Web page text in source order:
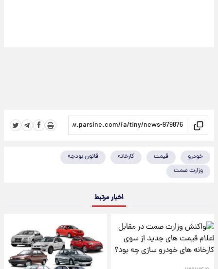
خودرو قیمت کارخانه
قانون بودجه
وزارت صمت
اخبار مرتبط